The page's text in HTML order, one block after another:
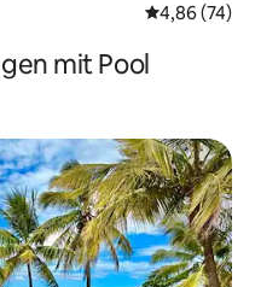
4,86 (74)
mit Pool